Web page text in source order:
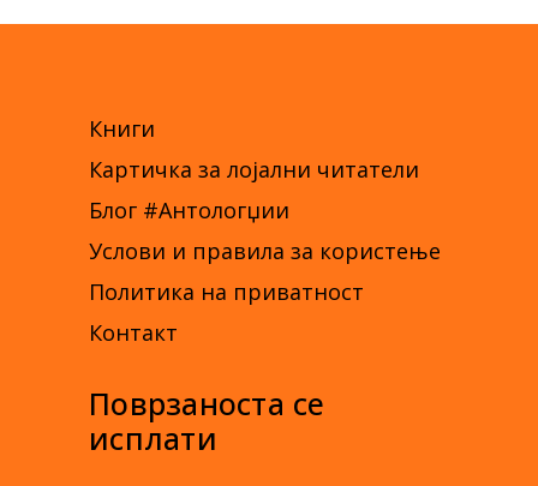
Книги
Картичка за лојални читатели
Блог #Антологџии
Услови и правила за користење
Политика на приватност
Контакт
Поврзаноста се
исплати